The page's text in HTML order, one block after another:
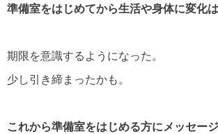
準備室をはじめてから生活や身体に変化
期限を意識するようになった。
少し引き締まったかも。
これから準備室をはじめる方にメッセー